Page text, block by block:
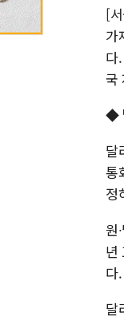
[
가
다
국
◆
달
통
정
원
년
다
달